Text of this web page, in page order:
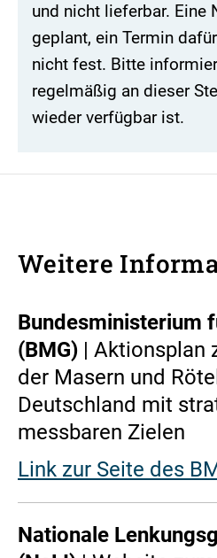
und nicht lieferbar. Eine
geplant, ein Termin
nicht fest. Bitte
regelmäßig an dieser
wieder verfügbar ist.
Weitere
Bundesministerium
(BMG) | Aktionsplan
der Masern und
Deutschland mit
messbaren Zielen
Link zur Seite des
Nationale